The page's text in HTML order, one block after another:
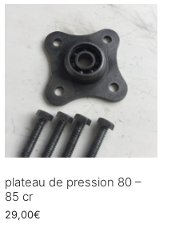
plateau de pression 80 –
85 cr
29,00€